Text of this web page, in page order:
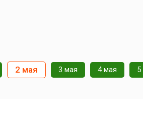
2 мая 3 мая 4 мая 5